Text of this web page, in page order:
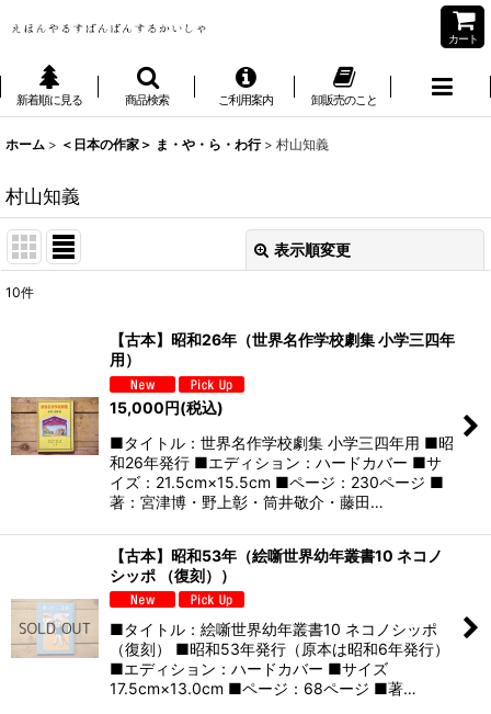
カート
新着順に見る 商品検索 ご利用案内 卸販売のこと
ホーム > ＜日本の作家＞ ま・や・ら・わ行 > 村山知義
村山知義
表示順変更
絞り込む
10件
【古本】昭和26年（世界名作学校劇集 小学三四年
用）
15,000円(税込)
■タイトル：世界名作学校劇集 小学三四年用 ■昭
和26年発行 ■エディション：ハードカバー ■サ
イズ：21.5cm×15.5cm ■ページ：230ページ ■
著：宮津博・野上彰・筒井敬介・藤田…
【古本】昭和53年（絵噺世界幼年叢書10 ネコノ
シッポ （復刻））
■タイトル：絵噺世界幼年叢書10 ネコノシッポ
（復刻） ■昭和53年発行（原本は昭和6年発行）
■エディション：ハードカバー ■サイズ
17.5cm×13.0cm ■ページ：68ページ ■著…